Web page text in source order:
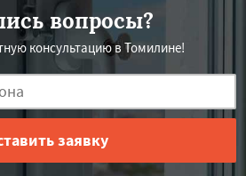
вопросы?
консультацию в Томилине!